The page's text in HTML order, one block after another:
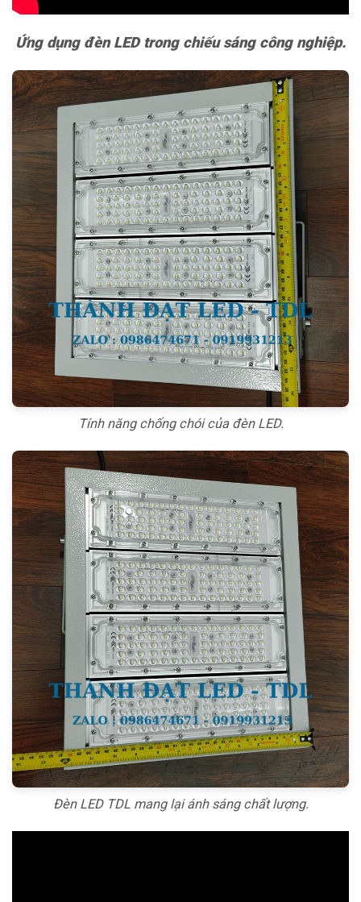
Ứng dụng đèn LED trong chiếu sáng công nghiệp.
Tính năng chống chói của đèn LED.
Đèn LED TDL mang lại ánh sáng chất lượng.